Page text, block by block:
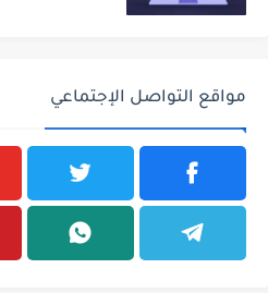
مواقع التواصل الإجتماعي